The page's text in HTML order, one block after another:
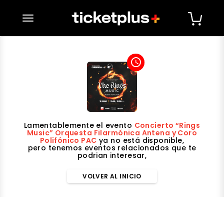
desplegar navegación
access_time
Lamentablemente el evento Concierto “Rings
Music” Orquesta Filarmónica Antena y Coro
Polifónico PAC ya no está disponible,
pero tenemos eventos relacionados que te
podrian interesar,
VOLVER AL INICIO